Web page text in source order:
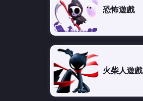
恐怖遊戲
火柴人遊戲